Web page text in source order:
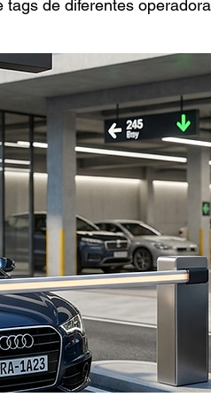
de diferentes